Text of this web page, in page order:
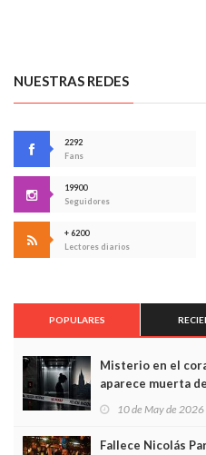
NUESTRAS REDES
2292
Fans
19900
Seguidores
+ 6200
Lectores diarios
POPULARES
Misterio en el
aparece muerta
edificio y las
10 de May de 2026
Fallece Nicolás